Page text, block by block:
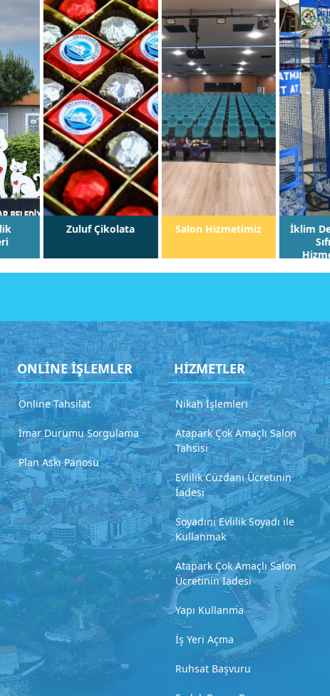
Çikolata Salon Hizmetimiz
İklim Değişikliği ve
ONLİNE İŞLEMLER
Online Tahsilat
İmar Durumu Sorgulama
Plan Askı Panosu
HİZMETLER
Nikah İşlemleri
Atapark Çok Amaçlı Salon
Tahsisi
Evlilik Cüzdanı Ücretinin
İadesi
Soyadını Evlilik Soyadı ile
Kullanmak
Atapark Çok Amaçlı Salon
Ücretinin İadesi
Yapı Kullanma
İş Yeri Açma
Ruhsat Başvuru